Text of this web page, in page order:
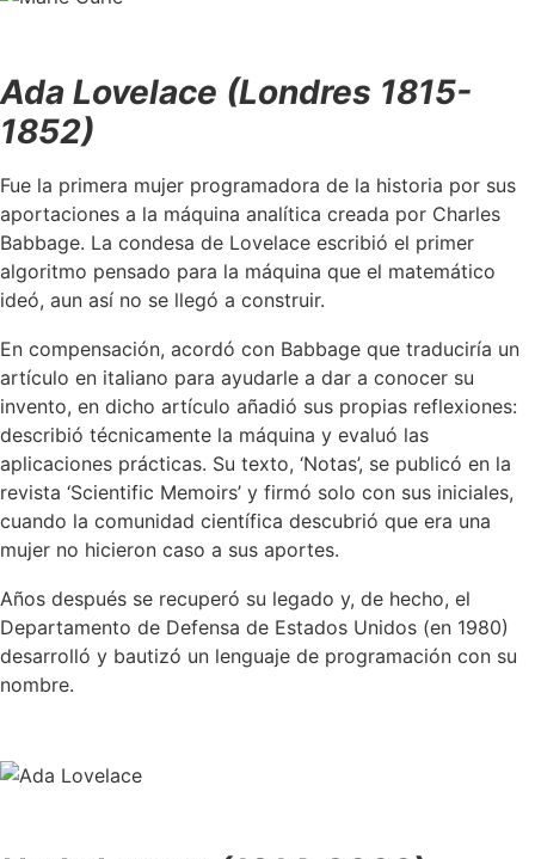
Ada Lovelace (Londres 1815-
1852)
Fue la primera mujer programadora de la historia por sus
aportaciones a la máquina analítica creada por Charles
Babbage. La condesa de Lovelace escribió el primer
algoritmo pensado para la máquina que el matemático
ideó, aun así no se llegó a construir.
En compensación, acordó con Babbage que traduciría un
artículo en italiano para ayudarle a dar a conocer su
invento, en dicho artículo añadió sus propias reflexiones:
describió técnicamente la máquina y evaluó las
aplicaciones prácticas. Su texto, ‘Notas’, se publicó en la
revista ‘Scientific Memoirs’ y firmó solo con sus iniciales,
cuando la comunidad científica descubrió que era una
mujer no hicieron caso a sus aportes.
Años después se recuperó su legado y, de hecho, el
Departamento de Defensa de Estados Unidos (en 1980)
desarrolló y bautizó un lenguaje de programación con su
nombre.